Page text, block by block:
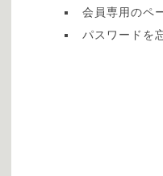
会員専用のペ
パスワードを